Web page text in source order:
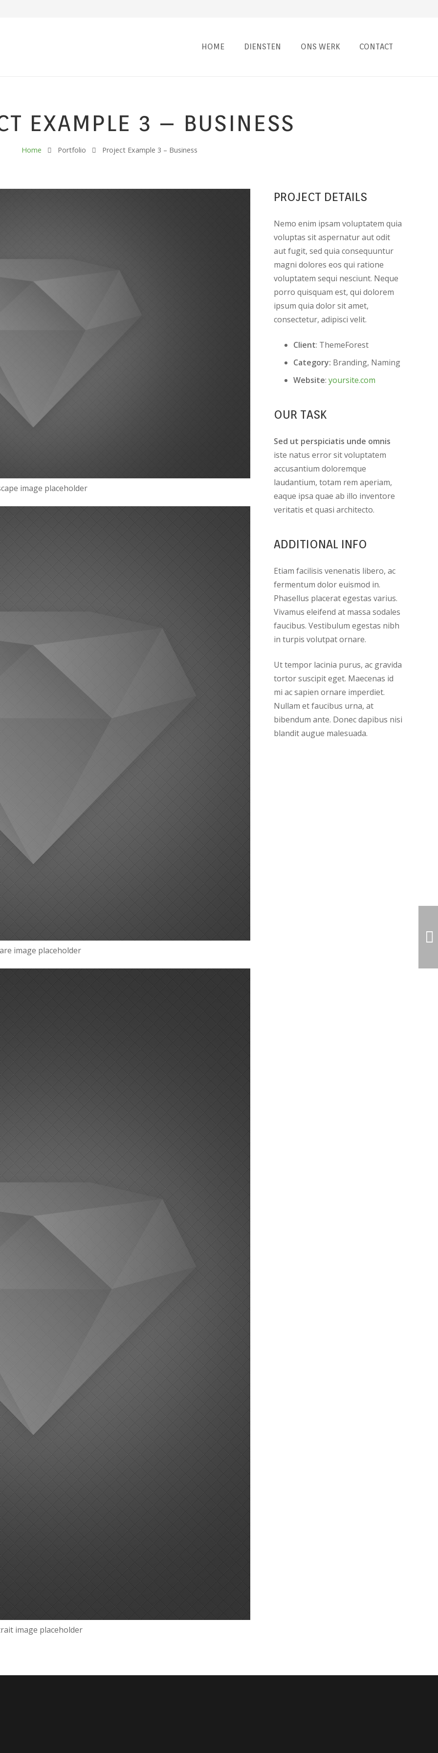
HOME DIENSTEN ONS WERK CONTACT
EXAMPLE 3 – BUSINESS
Home Portfolio Project Example 3 – Business
image placeholder
image placeholder
image placeholder
PROJECT DETAILS
Nemo enim ipsam voluptatem quia
voluptas sit aspernatur aut odit
aut fugit, sed quia consequuntur
magni dolores eos qui ratione
voluptatem sequi nesciunt. Neque
porro quisquam est, qui dolorem
ipsum quia dolor sit amet,
consectetur, adipisci velit.
Client: ThemeForest
Category: Branding, Naming
Website: yoursite.com
OUR TASK
Sed ut perspiciatis unde omnis
iste natus error sit voluptatem
accusantium doloremque
laudantium, totam rem aperiam,
eaque ipsa quae ab illo inventore
veritatis et quasi architecto.
ADDITIONAL INFO
Etiam facilisis venenatis libero, ac
fermentum dolor euismod in.
Phasellus placerat egestas varius.
Vivamus eleifend at massa sodales
faucibus. Vestibulum egestas nibh
in turpis volutpat ornare.
Ut tempor lacinia purus, ac gravida
tortor suscipit eget. Maecenas id
mi ac sapien ornare imperdiet.
Nullam et faucibus urna, at
bibendum ante. Donec dapibus nisi
blandit augue malesuada.